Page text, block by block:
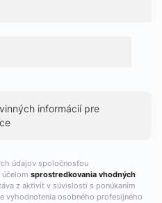
informácií pre
údajov spoločnosťou
účelom sprostredkovania vhodných
z aktivít v súvislosti s ponúkaním
vyhodnotenia osobného profesijného